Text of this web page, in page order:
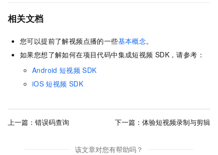
相关文档
您可以提前了解视频点播的一些基本概念。
如果您想了解如何在项目代码中集成短视频 SDK，请参考：
Android 短视频 SDK
iOS 短视频 SDK
上一篇： 错误码查询 下一篇： 体验短视频录制与剪辑
该文章对您有帮助吗？